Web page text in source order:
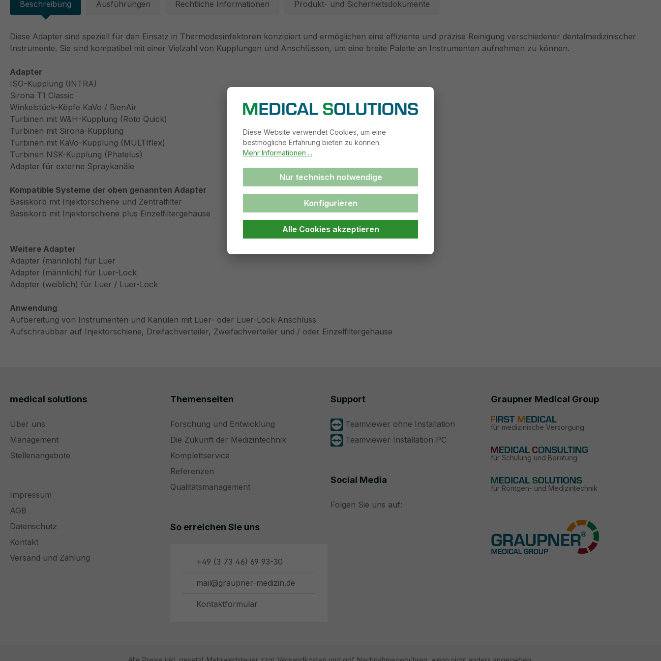
Beschreibung Ausführungen Rechtliche Informationen Produkt- und Sicherheitsdokumente
Diese Adapter sind speziell für den Einsatz in Thermodesinfektoren konzipiert und ermöglichen eine effiziente und präzise Reinigung verschiedener dentalmedizinischer
Instrumente. Sie sind kompatibel mit einer Vielzahl von Kupplungen und Anschlüssen, um eine breite Palette an Instrumenten aufnehmen zu können.
Adapter
ISO-Kupplung (INTRA)
Sirona T1 Classic
Winkelstück-Köpfe KaVo / BienAir
Turbinen mit W&H-Kupplung (Roto Quick)
Turbinen mit Sirona-Kupplung
Turbinen mit KaVo-Kupplung (MULTIflex)
Turbinen NSK-Kupplung (Phatelus)
Adapter für externe Spraykanäle
Kompatible Systeme der oben genannten Adapter
Basiskorb mit Injektorschiene und Zentralfilter
Basiskorb mit Injektorschiene plus Einzelfiltergehäuse
Weitere Adapter
Adapter (männlich) für Luer
Adapter (männlich) für Luer-Lock
Adapter (weiblich) für Luer / Luer-Lock
Anwendung
Aufbereitung von Instrumenten und Kanülen mit Luer- oder Luer-Lock-Anschluss
Aufschraubbar auf Injektorschiene, Dreifachverteiler, Zweifachverteiler und / oder Einzelfiltergehäuse
medical solutions
Über uns
Management
Stellenangebote
Impressum
AGB
Datenschutz
Kontakt
Versand und Zahlung
Themenseiten
Forschung und Entwicklung
Die Zukunft der Medizintechnik
Komplettservice
Referenzen
Qualitätsmanagement
So erreichen Sie uns
+49 (3 73 46) 69 93-30
mail@graupner-medizin.de
Kontaktformular
Support
Teamviewer ohne Installation
Teamviewer Installation PC
Social Media
Folgen Sie uns auf:
Graupner Medical Group
für medizinische Versorgung
für Schulung und Beratung
für Röntgen- und Medizintechnik
Diese Website verwendet Cookies, um eine
bestmögliche Erfahrung bieten zu können.
Mehr Informationen ...
Nur technisch notwendige
Konfigurieren
Alle Cookies akzeptieren